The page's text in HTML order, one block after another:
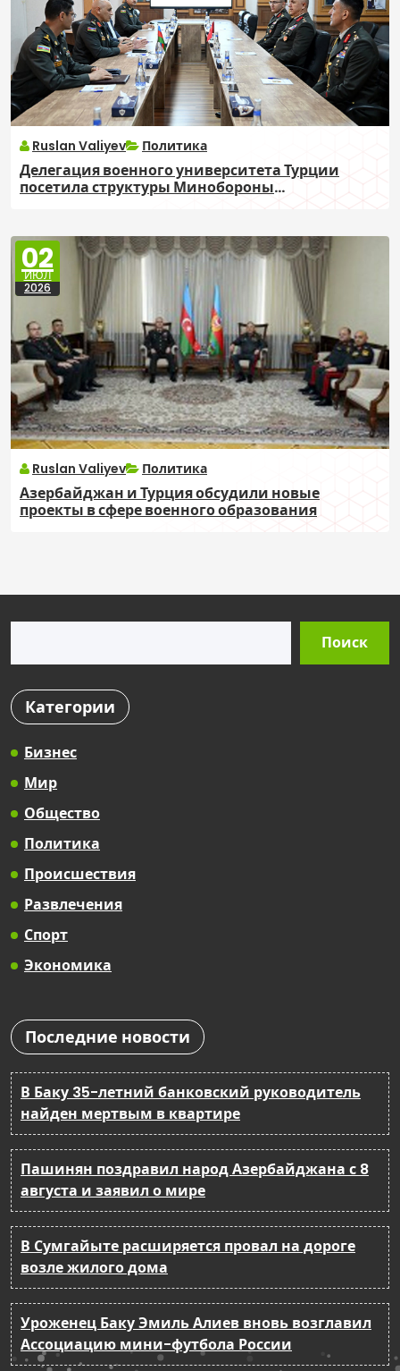
Ruslan Valiyev Политика
Делегация военного университета Турции
посетила структуры Минобороны
02
ИЮЛ
2026
Ruslan Valiyev Политика
Азербайджан и Турция обсудили новые
проекты в сфере военного образования
Поиск
Категории
Бизнес
Мир
Общество
Политика
Происшествия
Развлечения
Спорт
Экономика
Последние новости
В Баку 35-летний банковский руководитель
найден мертвым в квартире
Пашинян поздравил народ Азербайджана с 8
августа и заявил о мире
В Сумгайыте расширяется провал на дороге
возле жилого дома
Уроженец Баку Эмиль Алиев вновь возглавил
Ассоциацию мини-футбола России